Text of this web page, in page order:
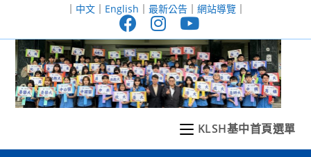
至
｜ 中文｜ English ｜ 最新公告｜ 網站導覽｜
KLSH基中首頁選單